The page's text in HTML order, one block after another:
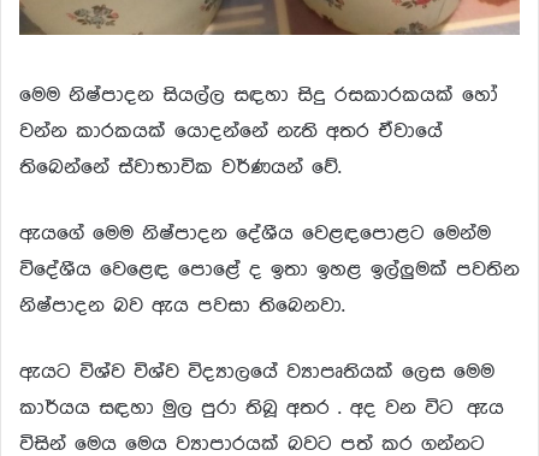
මෙම නිෂ්පාදන සියල්ල සඳහා සිදු රසකාරකයක් හෝ
වන්න කාරකයක් යොදන්නේ නැති අතර ඒවායේ
තිබෙන්නේ ස්වාභාවික වර්ණයන් වේ.
ඇයගේ මෙම නිෂ්පාදන දේශීය වෙළඳපොළට මෙන්ම
විදේශීය වෙළෙඳ පොළේ ද ඉතා ඉහළ ඉල්ලුමක් පවතින
නිෂ්පාදන බව ඇය පවසා තිබෙනවා.
ඇයට විශ්ව විශ්ව විද්‍යාලයේ ව්‍යාපෘතියක් ලෙස මෙම
කාර්යය සඳහා මුල පුරා තිබූ අතර . අද වන විට ඇය
විසින් මෙය මෙය ව්‍යාපාරයක් බවට පත් කර ගන්නට